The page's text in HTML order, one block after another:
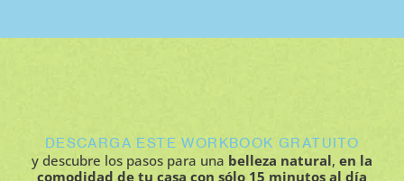
DESCARGA ESTE WORKBOOK GRATUITO
y descubre los pasos para una belleza natural, en la
comodidad de tu casa con sólo 15 minutos al día